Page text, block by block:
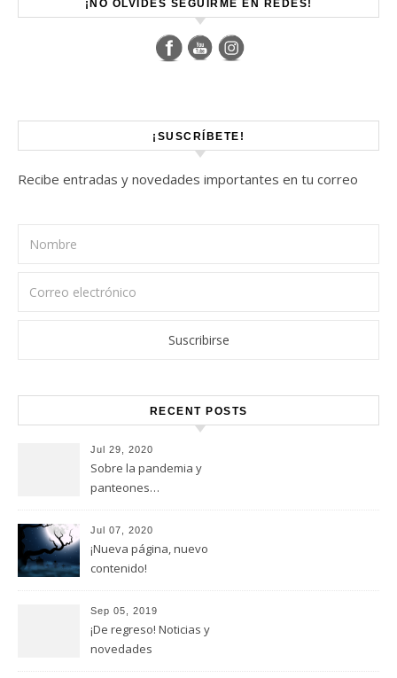
¡NO OLVIDES SEGUIRME EN REDES!
¡SUSCRÍBETE!
Recibe entradas y novedades importantes en tu correo
RECENT POSTS
Jul 29, 2020
Sobre la pandemia y
panteones…
Jul 07, 2020
¡Nueva página, nuevo
contenido!
Sep 05, 2019
¡De regreso! Noticias y
novedades